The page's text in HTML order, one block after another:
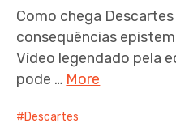
Como chega
consequências
Vídeo legendado pela
pode … More
Descartes